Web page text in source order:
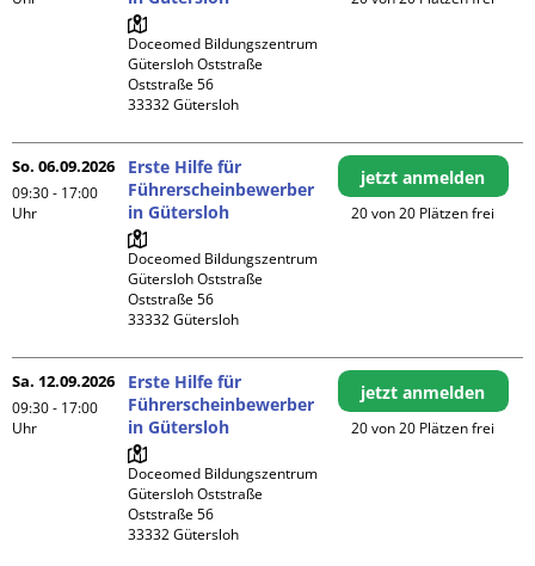
Doceomed Bildungszentrum
Gütersloh Oststraße
Oststraße 56
So. 06.09.2026
09:30 - 17:00
Uhr
Erste Hilfe für
Führerscheinbewerber
in Gütersloh
Doceomed Bildungszentrum
Gütersloh Oststraße
Oststraße 56
jetzt anmelden
20 von 20 Plätzen frei
Sa. 12.09.2026
09:30 - 17:00
Uhr
Erste Hilfe für
Führerscheinbewerber
in Gütersloh
Doceomed Bildungszentrum
Gütersloh Oststraße
Oststraße 56
jetzt anmelden
20 von 20 Plätzen frei